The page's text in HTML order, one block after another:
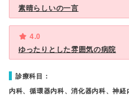
素晴らしいの一言
4.0
ゆったりとした雰囲気の病院
診療科目：
内科、循環器内科、消化器内科、神